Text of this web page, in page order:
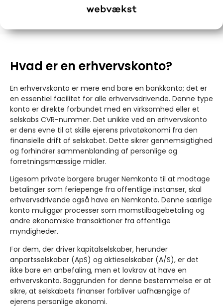
Hvad er en erhvervskonto?
En erhvervskonto er mere end bare en bankkonto; det er
en essentiel facilitet for alle erhvervsdrivende. Denne type
konto er direkte forbundet med en virksomhed eller et
selskabs CVR-nummer. Det unikke ved en erhvervskonto
er dens evne til at skille ejerens privatøkonomi fra den
finansielle drift af selskabet. Dette sikrer gennemsigtighed
og forhindrer sammenblanding af personlige og
forretningsmæssige midler.
Ligesom private borgere bruger Nemkonto til at modtage
betalinger som feriepenge fra offentlige instanser, skal
erhvervsdrivende også have en Nemkonto. Denne særlige
konto muliggør processer som momstilbagebetaling og
andre økonomiske transaktioner fra offentlige
myndigheder.
For dem, der driver kapitalselskaber, herunder
anpartsselskaber (ApS) og aktieselskaber (A/S), er det
ikke bare en anbefaling, men et lovkrav at have en
erhvervskonto. Baggrunden for denne bestemmelse er at
sikre, at selskabets finanser forbliver uafhængige af
ejerens personlige økonomi.